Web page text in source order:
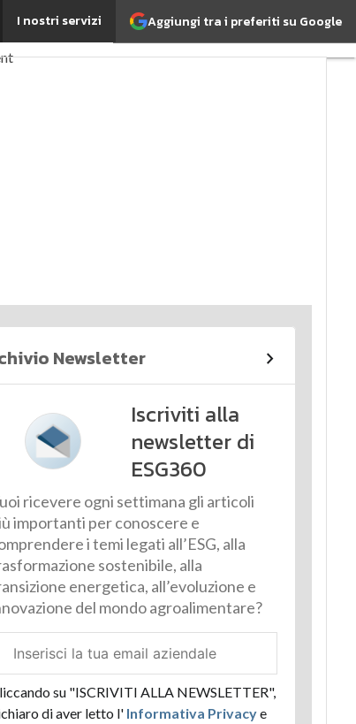
Aggiungi tra i preferiti su Google
I nostri servizi
importante?
Newsletter
Iscriviti alla
newsletter di
ESG360
ricevere ogni settimana gli articoli
importanti per conoscere e
i temi legati all’ESG, alla
sostenibile, alla
energetica, all’evoluzione e
del mondo agroalimentare?
su "ISCRIVITI ALLA NEWSLETTER",
di aver letto l'Informativa Privacye